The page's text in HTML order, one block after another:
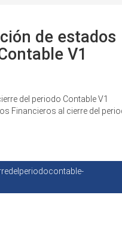
de estados
V1
del periodo Contable V1
Financieros al cierre del